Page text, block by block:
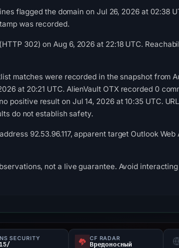
flagged the domain on Jul 26, 2026 at 02:38
was recorded.
302) on Aug 6, 2026 at 22:18 UTC.
matches were recorded in the snapshot from
at 20:21 UTC. AlienVault OTX recorded 0
positive result on Jul 14, 2026 at 10:35 UTC.
do not establish safety.
92.53.96.117, apparent target Outlook
not a live guarantee. Avoid
SECURITY CF RADAR
Вредоносный